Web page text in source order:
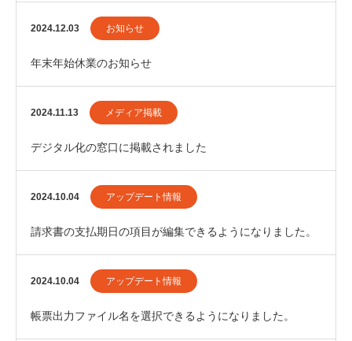
2024.12.03 お知らせ
年末年始休業のお知らせ
2024.11.13 メディア掲載
デジタル化の窓口に掲載されました
2024.10.04 アップデート情報
請求書の支払期日の項目が編集できるようになりました。
2024.10.04 アップデート情報
帳票出力ファイル名を選択できるようになりました。